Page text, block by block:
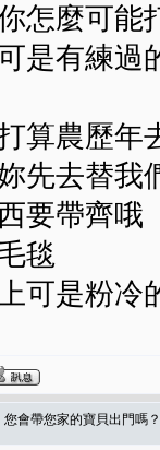
怎麼可能
是有練過
算農歷年
先去替我
要帶齊哦
毯
可是粉冷
您會帶您家的寶貝出門嗎？